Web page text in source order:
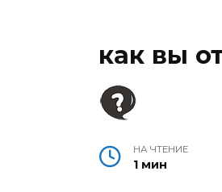
как вы
НА ЧТЕНИЕ
1 мин